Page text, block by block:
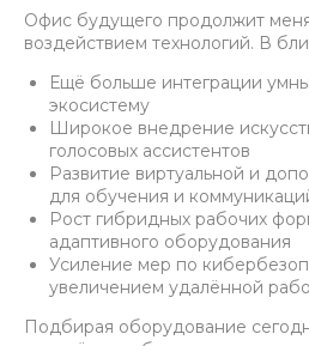
Офис будущего продолжит
воздействием технологий. В
Ещё больше интеграции
экосистему
Широкое внедрение
голосовых ассистентов
Развитие виртуальной и
для обучения и
Рост гибридных рабочих
адаптивного оборудования
Усиление мер по
увеличением удалённой
Подбирая оборудование